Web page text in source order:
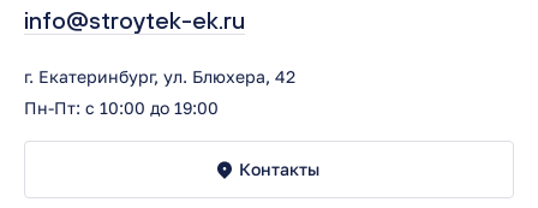
info@stroytek-ek.ru
г. Екатеринбург, ул. Блюхера, 42
Пн-Пт: с 10:00 до 19:00
Контакты